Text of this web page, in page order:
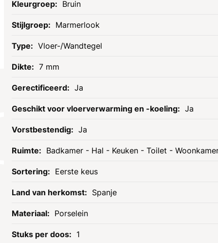
Bruin
Marmerlook
Vloer-/Wandtegel
7 mm
Ja
Ja
Ja
Badkamer - Hal - Keuken - Toilet -
Eerste keus
Spanje
Porselein
1
Openingstijden